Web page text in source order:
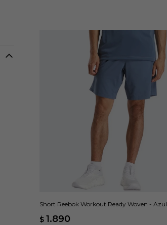
Short Reebok Workout Ready Woven - Azul
$ 1.890